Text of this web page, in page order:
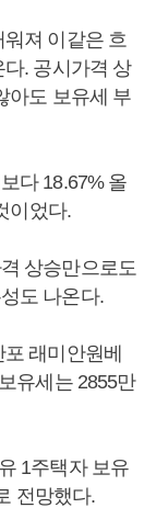
져 이같은 흐
. 공시가격 상
아도 보유세 부
다 18.67% 올
이었다.
상승만으로도
도 나온다.
래미안원베
유세는 2855만
1주택자 보유
전망했다.